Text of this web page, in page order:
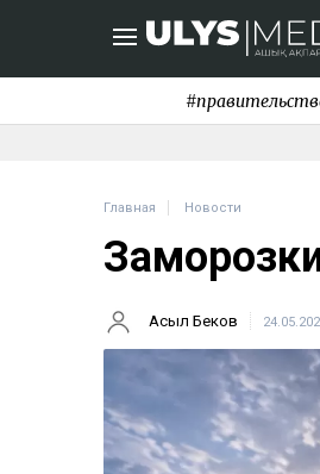
Главная Новости
Асыл Беков